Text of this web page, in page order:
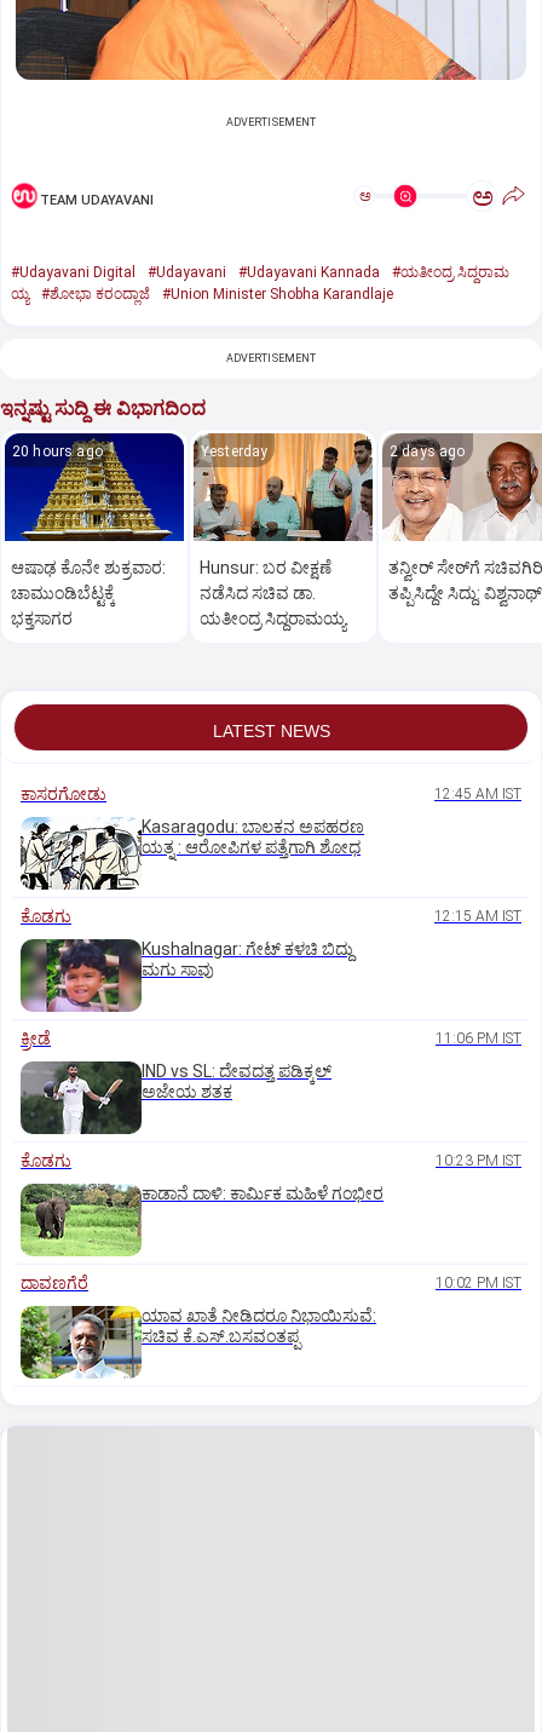
ADVERTISEMENT
TEAM UDAYAVANI ಅ ಅ
#Udayavani Digital #Udayavani #Udayavani Kannada
#ಯತೀಂದ್ರ ಸಿದ್ದರಾಮ
ಯ್ಯ
#ಶೋಭಾ ಕರಂದ್ಲಾಜೆ #Union Minister Shobha Karandlaje
ADVERTISEMENT
ಇನ್ನಷ್ಟು ಸುದ್ದಿ ಈ ವಿಭಾಗದಿಂದ
20 hours ago
ಆಷಾಢ ಕೊನೇ ಶುಕ್ರವಾರ:
ಚಾಮುಂಡಿಬೆಟ್ಟಕ್ಕೆ
ಭಕ್ತಸಾಗರ
Yesterday
Hunsur: ಬರ ವೀಕ್ಷಣೆ
ನಡೆಸಿದ ಸಚಿವ ಡಾ.
ಯತೀಂದ್ರ ಸಿದ್ದರಾಮಯ್ಯ
2 days ago
ತನ್ವೀರ್‌ ಸೇಠ್‌ಗೆ ಸಚಿವಗಿರಿ
ತಪ್ಪಿಸಿದ್ದೇ ಸಿದ್ದು: ವಿಶ್ವನಾಥ್
LATEST NEWS
ಕಾಸರಗೋಡು 12:45 AM IST
Kasaragodu: ಬಾಲಕನ ಅಪಹರಣ
ಯತ್ನ : ಆರೋಪಿಗಳ ಪತ್ತೆಗಾಗಿ ಶೋಧ
ಕೊಡಗು 12:15 AM IST
Kushalnagar: ಗೇಟ್ ಕಳಚಿ ಬಿದ್ದು
ಮಗು ಸಾವು
ಕ್ರೀಡೆ 11:06 PM IST
IND vs SL: ದೇವದತ್ತ ಪಡಿಕ್ಕಲ್‌
ಅಜೇಯ ಶತಕ
ಕೊಡಗು 10:23 PM IST
ಕಾಡಾನೆ ದಾಳಿ: ಕಾರ್ಮಿಕ ಮಹಿಳೆ ಗಂಭೀರ
ದಾವಣಗೆರೆ 10:02 PM IST
ಯಾವ ಖಾತೆ ನೀಡಿದರೂ ನಿಭಾಯಿಸುವೆ:
ಸಚಿವ ಕೆ.ಎಸ್.ಬಸವಂತಪ್ಪ